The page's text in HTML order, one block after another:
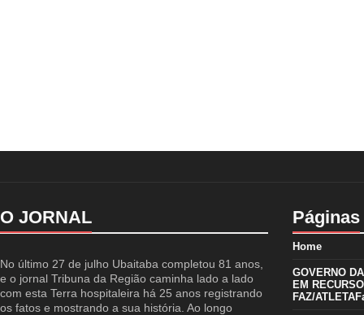
O JORNAL
No último 27 de julho Ubaitaba completou 81 anos,
e o jornal Tribuna da Região caminha lado a lado
com esta Terra hospitaleira há 25 anos registrando
os fatos e mostrando a sua história. Ao longo
Páginas
Home
GOVERNO
EM
FAZ/